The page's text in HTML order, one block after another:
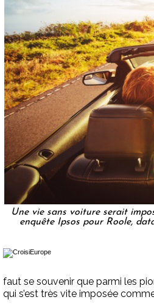
Une vie sans voiture serait
enquête Ipsos pour Roole,
faut se souvenir que parmi les
qui s’est très vite imposée